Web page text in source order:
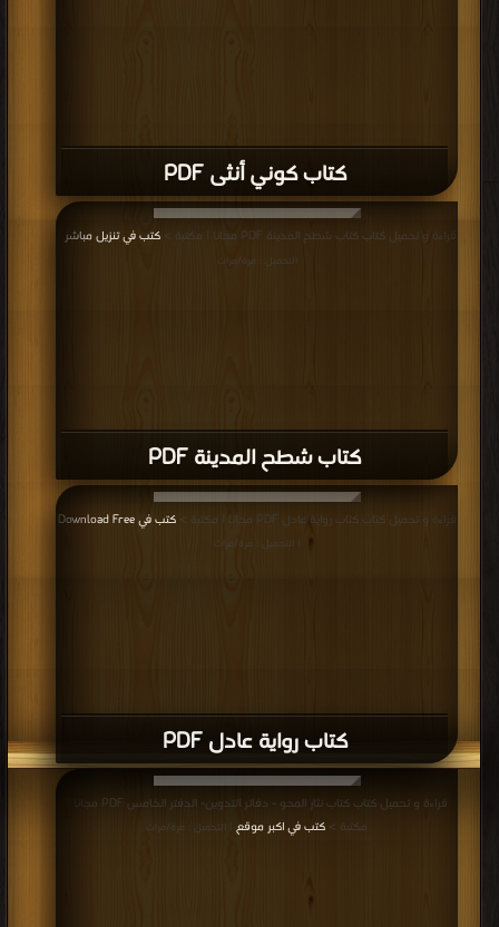
كتاب كوني أنثى PDF
كتاب شطح المدينة PDF
قراءة و تحميل كتاب كتاب شطح المدينة PDF مجانا | مكتبة > كتب في تنزيل مباشر
التحميل : مرة/مرات
كتاب رواية عادل PDF
قراءة و تحميل كتاب كتاب رواية عادل PDF مجانا | مكتبة > كتب في Download Free
| التحميل : مرة/مرات
قراءة و تحميل كتاب كتاب نثار المحو - دفاتر التدوين- الدفتر الخامس PDF مجانا |
مكتبة > كتب في اكبر موقع | التحميل : مرة/مرات